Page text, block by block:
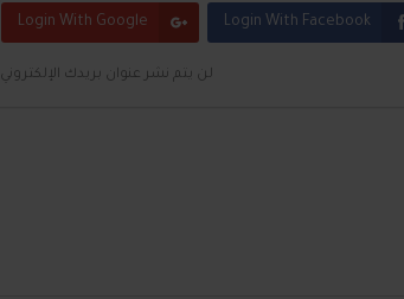
Login With Facebook
Login With Google
لن يتم نشر عنوان بريدك الإلكتروني.